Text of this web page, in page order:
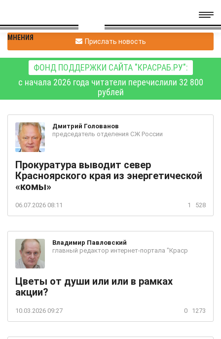
МНЕНИЯ Прислать новость
ФОНД ПОДДЕРЖКИ САЙТА "КРАСРАБ.РУ":
с начала 2026 года читатели перечислили 32 800
рублей
Дмитрий Голованов
председатель отделения СЖ России
Прокуратура выводит север
Красноярского края из энергетической
«комы»
06.07.2026 08:11 1 528
Владимир Павловский
главный редактор интернет-портала "Краср
Цветы от души или или в рамках
акции?
10.03.2026 09:27 0 1273